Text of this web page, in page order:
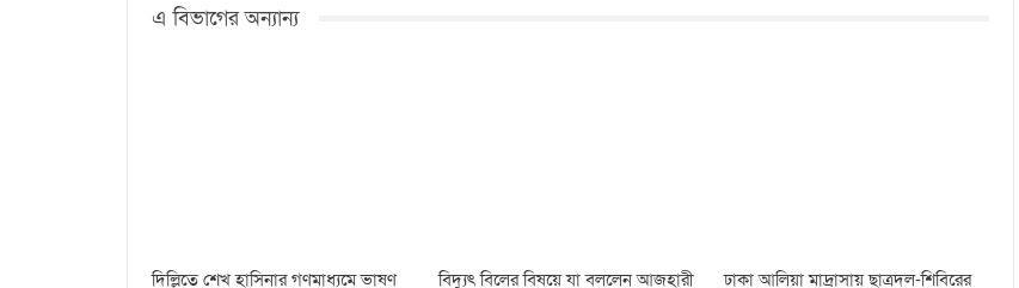
এ বিভাগের অন্যান্য
দিল্লিতে শেখ হাসিনার গণমাধ্যমে ভাষণ বিদ্যুৎ বিলের বিষয়ে যা বললেন আজহারী ঢাকা আলিয়া মাদ্রাসায় ছাত্রদল-শিবিরের